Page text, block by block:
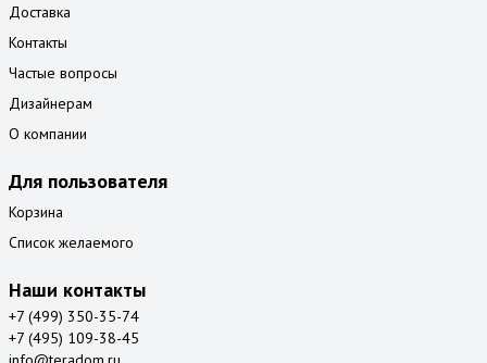
Доставка
Контакты
Частые вопросы
Дизайнерам
О компании
Для пользователя
Корзина
Список желаемого
Наши контакты
+7 (499) 350-35-74
+7 (495) 109-38-45